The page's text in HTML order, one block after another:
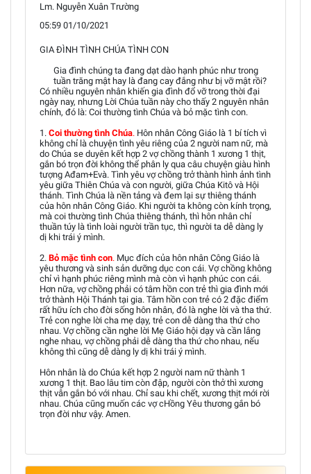
Lm. Nguyễn Xuân Trường
05:59 01/10/2021
GIA ĐÌNH TÌNH CHÚA TÌNH CON
Gia đình chúng ta đang dạt dào hạnh phúc như trong
tuần trăng mật hay là đang cay đắng như bị vỡ mật rồi?
Có nhiều nguyên nhân khiến gia đình đổ vỡ trong thời đại
ngày nay, nhưng Lời Chúa tuần này cho thấy 2 nguyên nhân
chính, đó là: Coi thường tình Chúa và bỏ mặc tình con.
1. Coi thường tình Chúa. Hôn nhân Công Giáo là 1 bí tích vì
không chỉ là chuyện tình yêu riêng của 2 người nam nữ, mà
do Chúa se duyên kết hợp 2 vợ chồng thành 1 xương 1 thịt,
gắn bó trọn đời không thể phân ly qua câu chuyện giàu hình
tượng Ađam+Evà. Tình yêu vợ chồng trở thành hình ảnh tình
yêu giữa Thiên Chúa và con người, giữa Chúa Kitô và Hội
thánh. Tình Chúa là nền tảng và đem lại sự thiêng thánh
của hôn nhân Công Giáo. Khi người ta không còn kính trọng,
mà coi thường tình Chúa thiêng thánh, thì hôn nhân chỉ
thuần túy là tình loài người trần tục, thì người ta dễ dàng ly
dị khi trái ý mình.
2. Bỏ mặc tình con. Mục đích của hôn nhân Công Giáo là
yêu thương và sinh sản dưỡng dục con cái. Vợ chồng không
chỉ vì hạnh phúc riêng mình mà còn vì hạnh phúc con cái.
Hơn nữa, vợ chồng phải có tâm hồn con trẻ thì gia đình mới
trở thành Hội Thánh tại gia. Tâm hồn con trẻ có 2 đặc điểm
rất hữu ích cho đời sống hôn nhân, đó là nghe lời và tha thứ.
Trẻ con nghe lời cha mẹ dạy, trẻ con dễ dàng tha thứ cho
nhau. Vợ chồng cần nghe lời Mẹ Giáo hội dạy và cần lắng
nghe nhau, vợ chồng phải dễ dàng tha thứ cho nhau, nếu
không thì cũng dễ dàng ly dị khi trái ý mình.
Hôn nhân là do Chúa kết hợp 2 người nam nữ thành 1
xương 1 thịt. Bao lâu tim còn đập, người còn thở thì xương
thịt vẫn gắn bó với nhau. Chỉ sau khi chết, xương thịt mới rời
nhau. Chúa cũng muốn các vợ cHồng Yêu thương gắn bó
trọn đời như vậy. Amen.